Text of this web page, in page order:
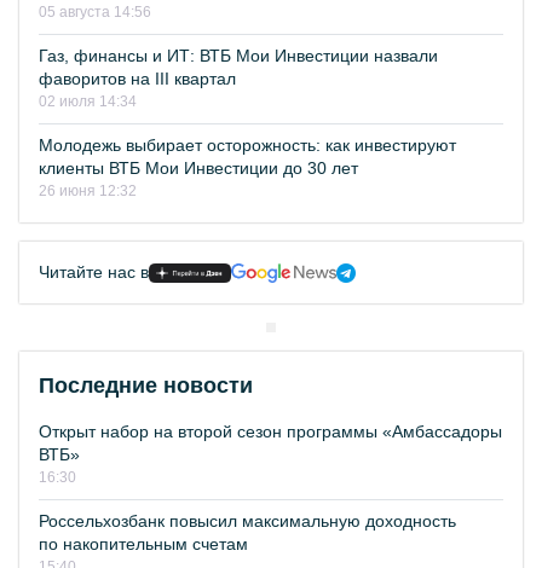
05 августа 14:56
Газ, финансы и ИТ: ВТБ Мои Инвестиции назвали
фаворитов на III квартал
02 июля 14:34
Молодежь выбирает осторожность: как инвестируют
клиенты ВТБ Мои Инвестиции до 30 лет
26 июня 12:32
Читайте нас в
Последние новости
Открыт набор на второй сезон программы «Амбассадоры
ВТБ»
16:30
Россельхозбанк повысил максимальную доходность
по накопительным счетам